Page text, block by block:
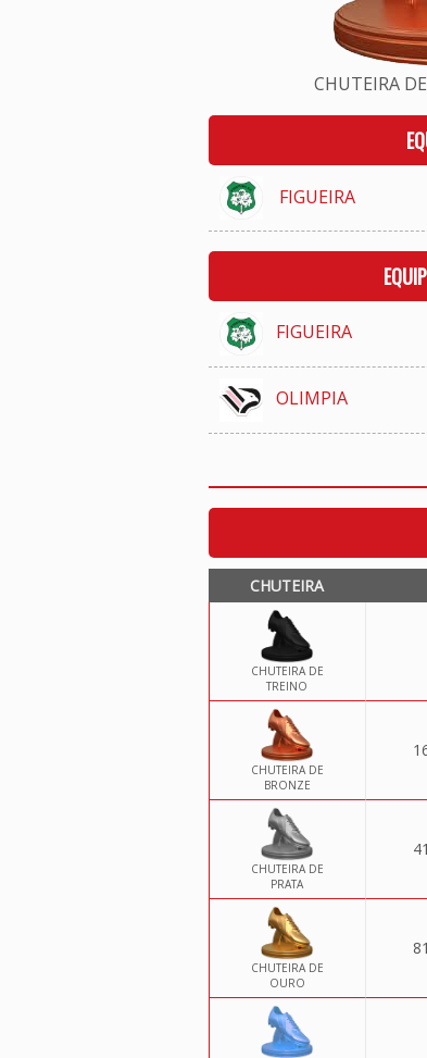
CHUTEIRA
FIGUEIRA
FIGUEIRA
OLIMPIA
CHUTEIRA
CHUTEIRA DE
TREINO
CHUTEIRA DE
BRONZE
CHUTEIRA DE
PRATA
CHUTEIRA DE
OURO